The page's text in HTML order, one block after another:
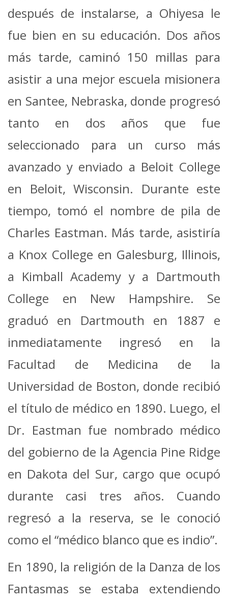
después de instalarse, a Ohiyesa le
fue bien en su educación. Dos años
más tarde, caminó 150 millas para
asistir a una mejor escuela misionera
en Santee, Nebraska, donde progresó
tanto en dos años que fue
seleccionado para un curso más
avanzado y enviado a Beloit College
en Beloit, Wisconsin. Durante este
tiempo, tomó el nombre de pila de
Charles Eastman. Más tarde, asistiría
a Knox College en Galesburg, Illinois,
a Kimball Academy y a Dartmouth
College en New Hampshire. Se
graduó en Dartmouth en 1887 e
inmediatamente ingresó en la
Facultad de Medicina de la
Universidad de Boston, donde recibió
el título de médico en 1890. Luego, el
Dr. Eastman fue nombrado médico
del gobierno de la Agencia Pine Ridge
en Dakota del Sur, cargo que ocupó
durante casi tres años. Cuando
regresó a la reserva, se le conoció
como el “médico blanco que es indio”.
En 1890, la religión de la Danza de los
Fantasmas se estaba extendiendo